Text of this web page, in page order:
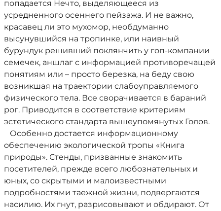
попадается Нечто, выделяющееся из
усредненного осеннего пейзажа. И не важно,
красавец ли это мухомор, необдуманно
высунувшийся на тропинке, или наивный
бурундук решивший поклянчить у гоп-компании
семечек, аншлаг с информацией противоречащей
понятиям или – просто березка, на беду свою
возникшая на траектории слабоуправляемого
физического тела. Все сворачивается в бараний
рог. Приводится в соответствие критериям
эстетического стандарта вышеупомянутых Голов.
Особенно достается информационному
обеспечению экологической тропы «Книга
природы». Стенды, призванные знакомить
посетителей, прежде всего любознательных и
юных, со скрытыми и малоизвестными
подробностями таежной жизни, подвергаются
насилию. Их гнут, разрисовывают и обдирают. От